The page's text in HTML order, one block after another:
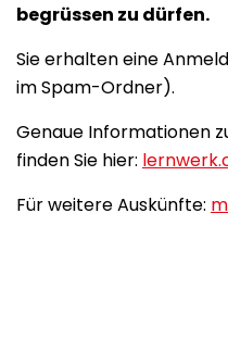
begrüssen zu dürfen.
Sie erhalten eine
im Spam-Ordner).
Genaue Informationen
finden Sie hier:
Für weitere Auskünfte: